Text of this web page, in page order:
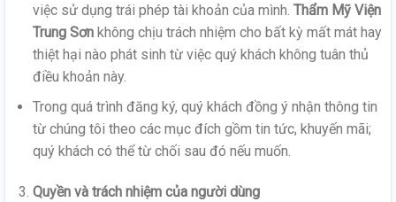
việc sử dụng trái phép tài khoản của mình. Thẩm Mỹ Viện
Trung Sơnkhông chịu trách nhiệm cho bất kỳ mất mát hay
thiệt hại nào phát sinh từ việc quý khách không tuân thủ
điều khoản này.
Trong quá trình đăng ký, quý khách đồng ý nhận thông tin
từ chúng tôi theo các mục đích gồm tin tức, khuyến mãi;
quý khách có thể từ chối sau đó nếu muốn.
Quyền và trách nhiệm của người dùng